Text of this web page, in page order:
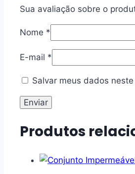
Sua avaliação sobre o
Nome *
E-mail *
Salvar meus dados
Produtos